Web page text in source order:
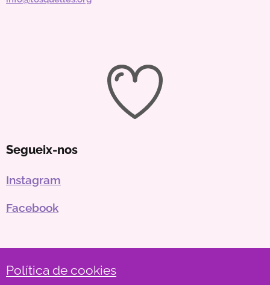
Segueix-nos
Instagram
Facebook
Política de cookies